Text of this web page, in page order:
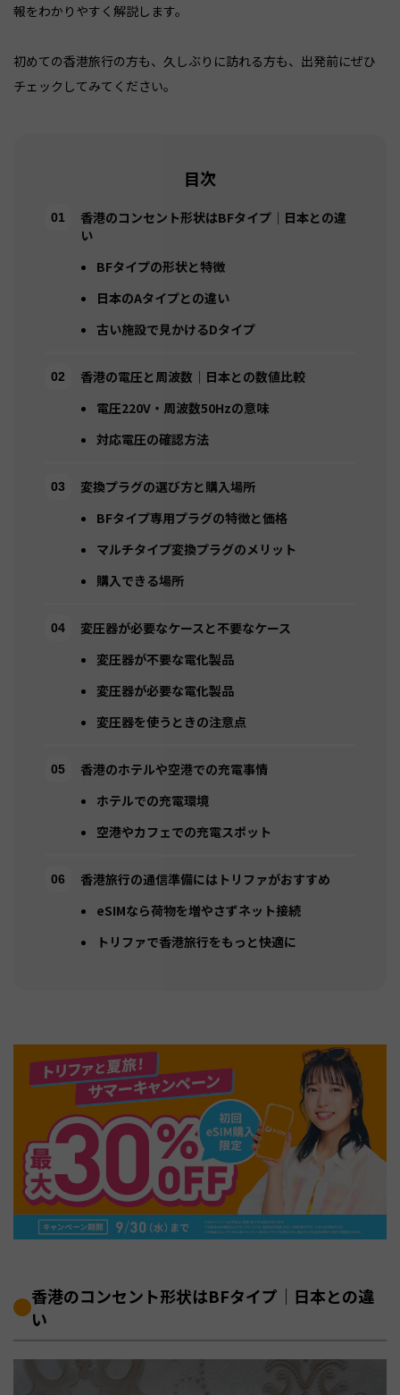
報をわかりやすく解説します。
初めての香港旅行の方も、久しぶりに訪れる方も、出発前にぜひ
チェックしてみてください。
目次
香港のコンセント形状はBFタイプ｜日本との違
い
BFタイプの形状と特徴
日本のAタイプとの違い
古い施設で見かけるDタイプ
香港の電圧と周波数｜日本との数値比較
電圧220V・周波数50Hzの意味
対応電圧の確認方法
変換プラグの選び方と購入場所
BFタイプ専用プラグの特徴と価格
マルチタイプ変換プラグのメリット
購入できる場所
変圧器が必要なケースと不要なケース
変圧器が不要な電化製品
変圧器が必要な電化製品
変圧器を使うときの注意点
香港のホテルや空港での充電事情
ホテルでの充電環境
空港やカフェでの充電スポット
香港旅行の通信準備にはトリファがおすすめ
eSIMなら荷物を増やさずネット接続
トリファで香港旅行をもっと快適に
香港のコンセント形状はBFタイプ｜日本との違
い